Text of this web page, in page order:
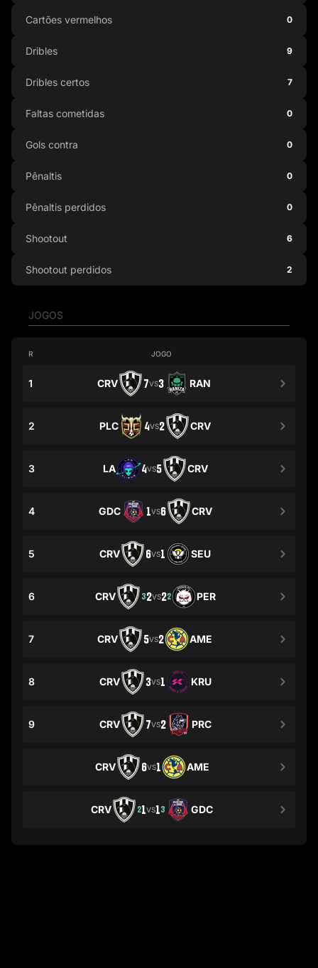
JOGOS
R JOGO
1 CRV 7VS3 RAN
2 PLC 4VS2 CRV
3 LA 4VS5 CRV
4 GDC 1VS6 CRV
5 CRV 6VS1 SEU
6 CRV 32VS22 PER
7 CRV 5VS2 AME
8 CRV 3VS1 KRU
9 CRV 7VS2 PRC
CRV 6VS1 AME
CRV 21VS13 GDC
Cartões vermelhos 0
Dribles 9
Dribles certos 7
Faltas cometidas 0
Gols contra 0
Pênaltis 0
Pênaltis perdidos 0
Shootout 6
Shootout perdidos 2